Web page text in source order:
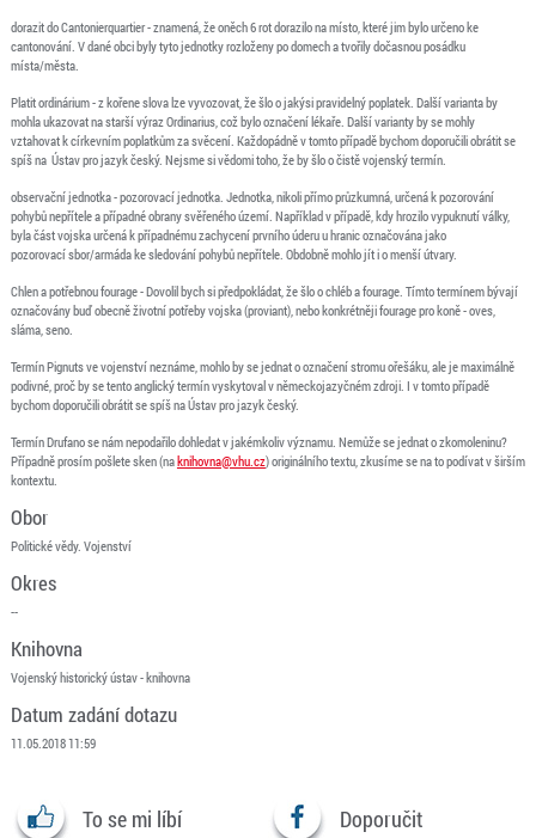
dorazit do Cantonierquartier - znamená, že oněch 6 rot dorazilo na místo, které jim bylo určeno ke
cantonování. V dané obci byly tyto jednotky rozloženy po domech a tvořily dočasnou posádku
místa/města.
Platit ordinárium - z kořene slova lze vyvozovat, že šlo o jakýsi pravidelný poplatek. Další varianta by
mohla ukazovat na starší výraz Ordinarius, což bylo označení lékaře. Další varianty by se mohly
vztahovat k církevním poplatkům za svěcení. Každopádně v tomto případě bychom doporučili obrátit se
spíš na Ústav pro jazyk český. Nejsme si vědomi toho, že by šlo o čistě vojenský termín.
observační jednotka - pozorovací jednotka. Jednotka, nikoli přímo průzkumná, určená k pozorování
pohybů nepřítele a případné obrany svěřeného území. Například v případě, kdy hrozilo vypuknutí války,
byla část vojska určená k případnému zachycení prvního úderu u hranic označována jako
pozorovací sbor/armáda ke sledování pohybů nepřítele. Obdobně mohlo jít i o menší útvary.
Chlen a potřebnou fourage - Dovolil bych si předpokládat, že šlo o chléb a fourage. Tímto termínem bývají
označovány buď obecně životní potřeby vojska (proviant), nebo konkrétněji fourage pro koně - oves,
sláma, seno.
Termín Pignuts ve vojenství neznáme, mohlo by se jednat o označení stromu ořešáku, ale je maximálně
podivné, proč by se tento anglický termín vyskytoval v německojazyčném zdroji. I v tomto případě
bychom doporučili obrátit se spíš na Ústav pro jazyk český.
Termín Drufano se nám nepodařilo dohledat v jakémkoliv významu. Nemůže se jednat o zkomoleninu?
Případně prosím pošlete sken (naknihovna@vhu.cz) originálního textu, zkusíme se na to podívat v širším
kontextu.
Obor
Politické vědy. Vojenství
Okres
--
Knihovna
Vojenský historický ústav - knihovna
Datum zadání dotazu
11.05.2018 11:59
To se mi líbí Doporučit